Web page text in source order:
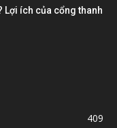
Lợi ích của cổng thanh
409